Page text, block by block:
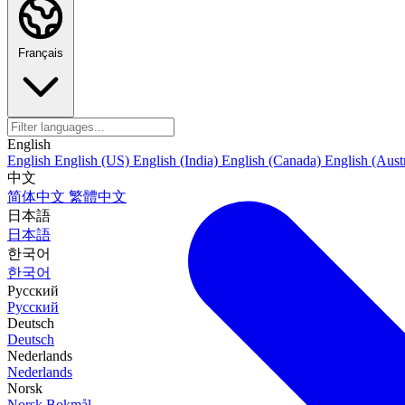
Français
English
English English (US) English (India) English (Canada) English
中文
简体中文 繁體中文
日本語
日本語
한국어
한국어
Русский
Русский
Deutsch
Deutsch
Nederlands
Nederlands
Norsk